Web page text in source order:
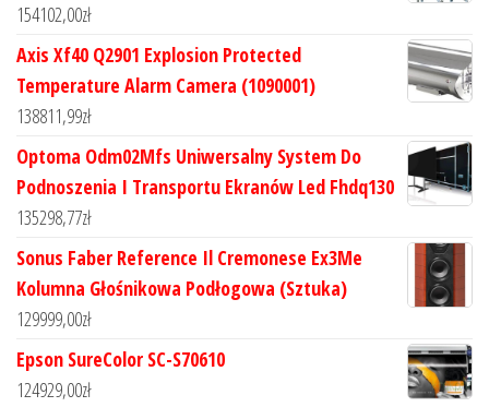
154102,00zł
Axis Xf40 Q2901 Explosion Protected
Temperature Alarm Camera (1090001)
138811,99zł
Optoma Odm02Mfs Uniwersalny System Do
Podnoszenia I Transportu Ekranów Led Fhdq130
135298,77zł
Sonus Faber Reference Il Cremonese Ex3Me
Kolumna Głośnikowa Podłogowa (Sztuka)
129999,00zł
Epson SureColor SC-S70610
124929,00zł